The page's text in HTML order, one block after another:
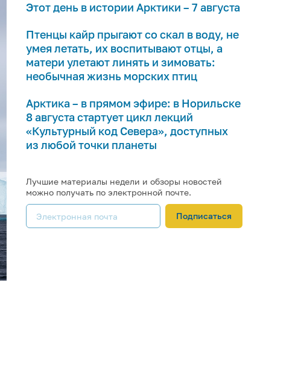
Этот день в истории Арктики – 7 августа
Птенцы кайр прыгают со скал в воду, не
умея летать, их воспитывают отцы, а
матери улетают линять и зимовать:
необычная жизнь морских птиц
Арктика – в прямом эфире: в Норильске
8 августа стартует цикл лекций
«Культурный код Севера», доступных
из любой точки планеты
Лучшие материалы недели и обзоры новостей
можно получать по электронной почте.
Подписаться